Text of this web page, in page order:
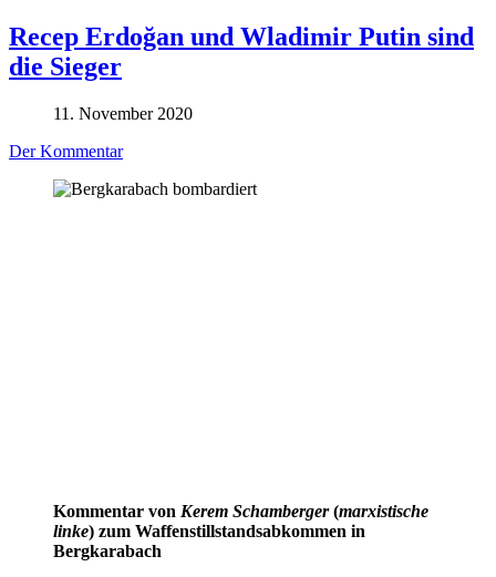
Recep Erdoğan und Wladimir Putin sind
die Sieger
11. November 2020
Der Kommentar
Kommentar von Kerem Schamberger(marxistische
linke) zum Waffenstillstandsabkommen in
Bergkarabach